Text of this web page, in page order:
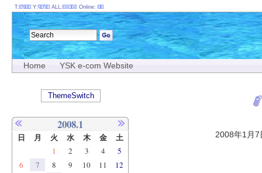
Home YSK e-com Website
2008年1月
T: Y: ALL: Online:
ThemeSwitch
2008.1
日 月 火 水 木 金 土
1 2 3 4
5
6
7 8 9 10 11
12